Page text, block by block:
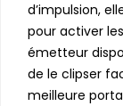
d’impulsion,
pour activer
émetteur
de le clipser
meilleure